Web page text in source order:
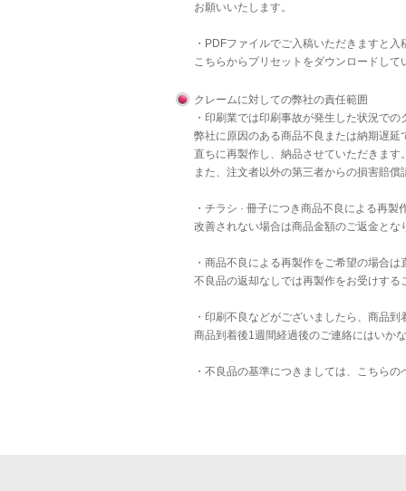
お願いいたします。
・PDFファイルでご入稿いただきますと
こちらからプリセットをダウンロードし
クレームに対しての弊社の責任範囲
・印刷業では印刷事故が発生した状況で
弊社に原因のある商品不良または納期遅
直ちに再製作し、納品させていただきま
また、注文者以外の第三者からの損害賠
・チラシ · 冊子につき商品不良による再
改善されない場合は商品金額のご返金と
・商品不良による再製作をご希望の場合
不良品の返却なしでは再製作をお受けする
・印刷不良などがございましたら、商品
商品到着後1週間経過後のご連絡にはいか
・不良品の基準につきましては、 こちらの